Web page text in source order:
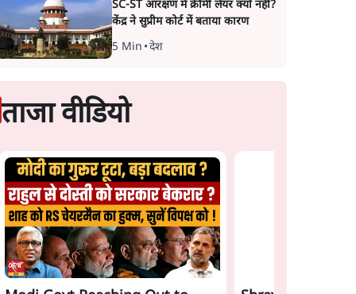
SC-ST आरक्षण में क्रीमी लेयर क्यों नहीं?
केंद्र ने सुप्रीम कोर्ट में बताया कारण
5 Min •देश
ताजा वीडियो